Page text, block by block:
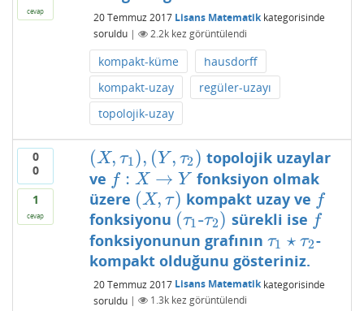
cevap 20 Temmuz 2017 Lisans Matematikkategorisinde
soruldu | 2.2kkez görüntülendi
kompakt-küme
hausdorff
kompakt-uzay
regüler-uzayı
topolojik-uzay
0
0
1
cevap
(X, τ1), (Y, τ2 )
(X,τ1),(Y,τ 2)
topolojik uzaylar
ve f : X → Y
f:X→Y
fonksiyon olmak
üzere (X, τ)
(X,τ) kompakt uzay ve f
f
fonksiyonu (τ1-τ2 )
(τ1 -τ2) sürekli ise f
f
fonksiyonunun grafının τ1 ⋆ τ2
τ1 ⋆τ 2 -
kompakt olduğunu gösteriniz.
20 Temmuz 2017 Lisans Matematikkategorisinde
soruldu | 1.3kkez görüntülendi